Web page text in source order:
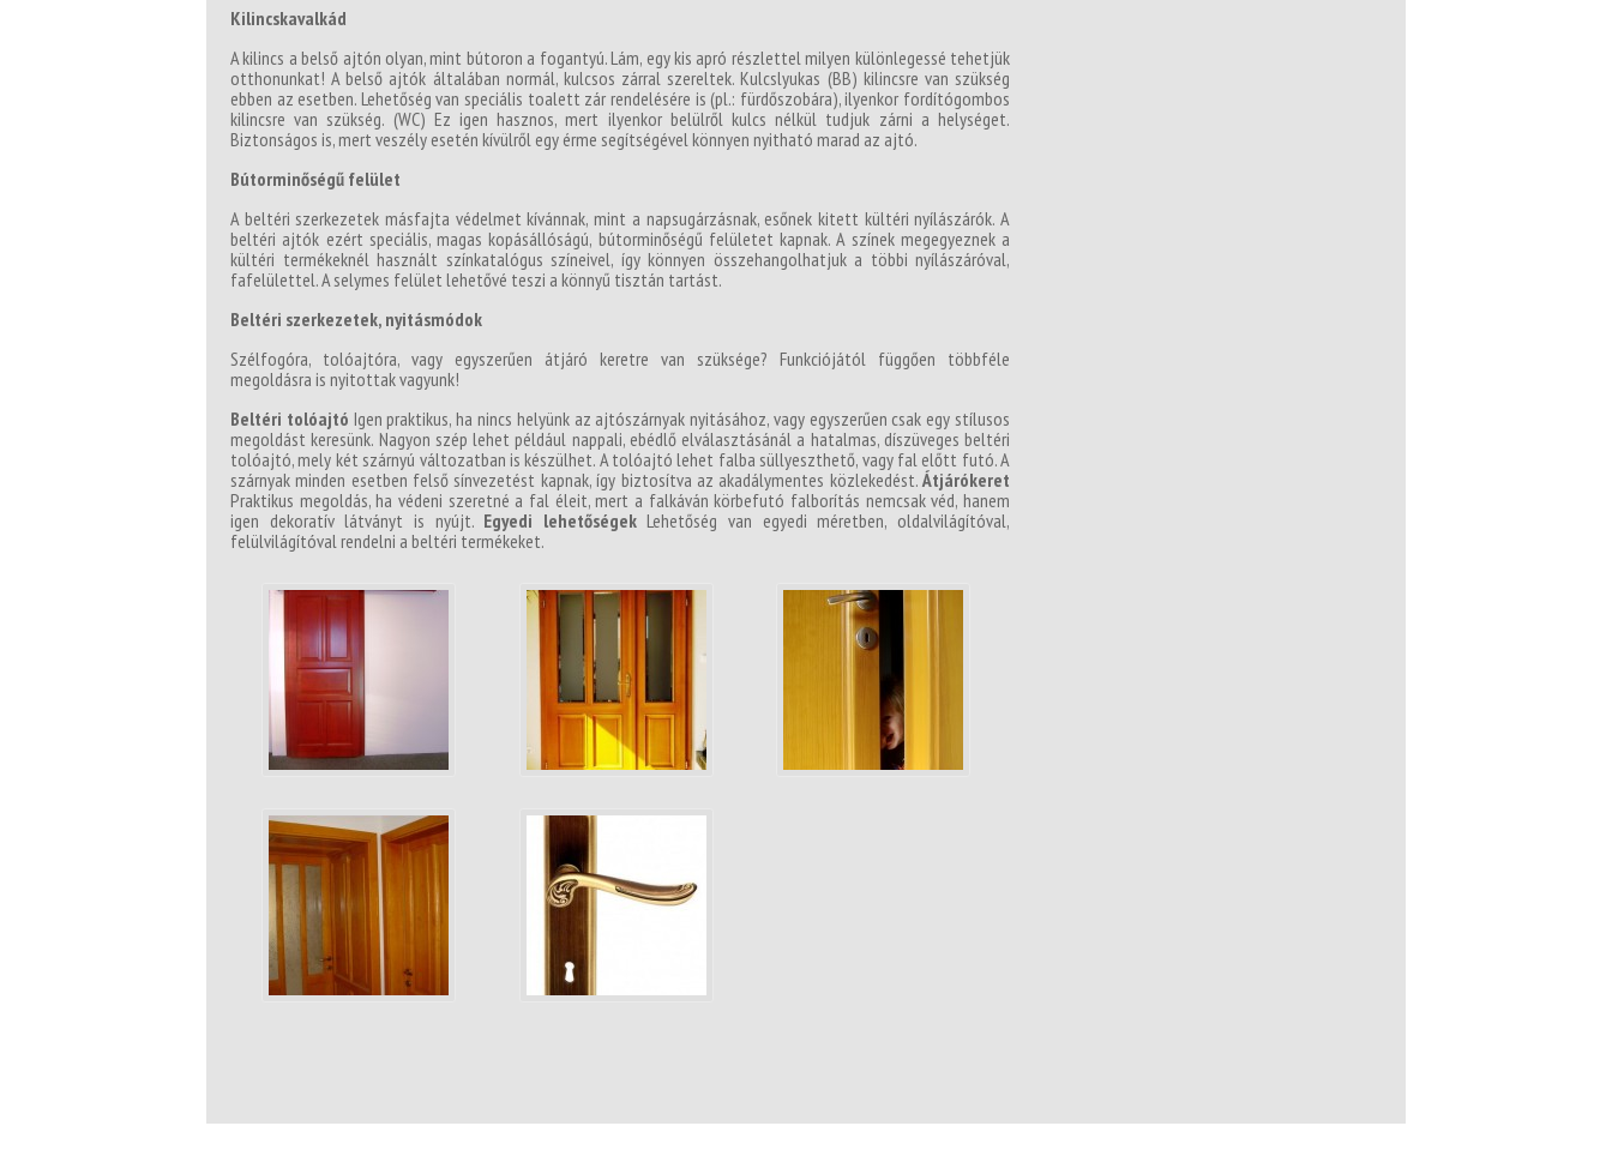
Kilincskavalkád
A kilincs a belső ajtón olyan, mint bútoron a fogantyú. Lám, egy kis apró részlettel milyen különlegessé tehetjük
otthonunkat! A belső ajtók általában normál, kulcsos zárral szereltek. Kulcslyukas (BB) kilincsre van szükség
ebben az esetben. Lehetőség van speciális toalett zár rendelésére is (pl.: fürdőszobára), ilyenkor fordítógombos
kilincsre van szükség. (WC) Ez igen hasznos, mert ilyenkor belülről kulcs nélkül tudjuk zárni a helységet.
Biztonságos is, mert veszély esetén kívülről egy érme segítségével könnyen nyitható marad az ajtó.
Bútorminőségű felület
A beltéri szerkezetek másfajta védelmet kívánnak, mint a napsugárzásnak, esőnek kitett kültéri nyílászárók. A
beltéri ajtók ezért speciális, magas kopásállóságú, bútorminőségű felületet kapnak. A színek megegyeznek a
kültéri termékeknél használt színkatalógus színeivel, így könnyen összehangolhatjuk a többi nyílászáróval,
fafelülettel. A selymes felület lehetővé teszi a könnyű tisztán tartást.
Beltéri szerkezetek, nyitásmódok
Szélfogóra, tolóajtóra, vagy egyszerűen átjáró keretre van szüksége? Funkciójától függően többféle
megoldásra is nyitottak vagyunk!
Beltéri tolóajtó Igen praktikus, ha nincs helyünk az ajtószárnyak nyitásához, vagy egyszerűen csak egy stílusos
megoldást keresünk. Nagyon szép lehet például nappali, ebédlő elválasztásánál a hatalmas, díszüveges beltéri
tolóajtó, mely két szárnyú változatban is készülhet. A tolóajtó lehet falba süllyeszthető, vagy fal előtt futó. A
szárnyak minden esetben felső sínvezetést kapnak, így biztosítva az akadálymentes közlekedést. Átjárókeret
Praktikus megoldás, ha védeni szeretné a fal éleit, mert a falkáván körbefutó falborítás nemcsak véd, hanem
igen dekoratív látványt is nyújt. Egyedi lehetőségekLehetőség van egyedi méretben, oldalvilágítóval,
felülvilágítóval rendelni a beltéri termékeket.